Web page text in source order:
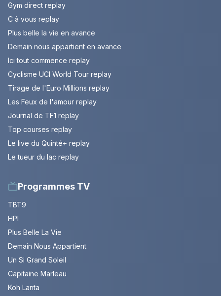
Gym direct replay
C à vous replay
Plus belle la vie en avance
Demain nous appartient en avance
Ici tout commence replay
Cyclisme UCI World Tour replay
Tirage de l'Euro Millions replay
Les Feux de l'amour replay
Journal de TF1 replay
Top courses replay
Le live du Quinté+ replay
Le tueur du lac replay
Programmes TV
TBT9
HPI
Plus Belle La Vie
Demain Nous Appartient
Un Si Grand Soleil
Capitaine Marleau
Koh Lanta